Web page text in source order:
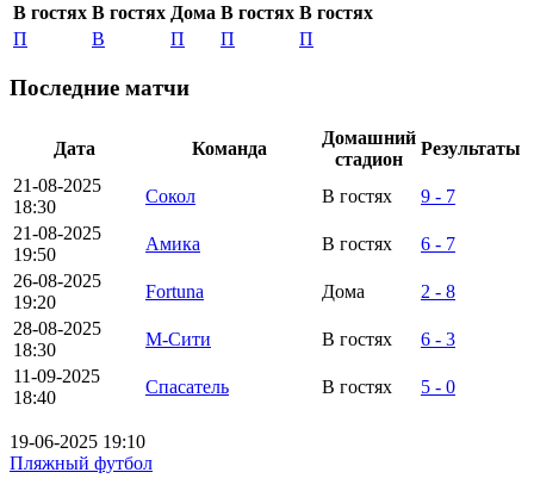
В гостях В гостях Дома В гостях В гостях
П
В П П П
Последние матчи
Дата Команда
Домашний
стадион
Результаты
21-08-2025
18:30
Сокол В гостях
9 - 7
21-08-2025
19:50
Амика В гостях
6 - 7
26-08-2025
19:20
Fortuna Дома
2 - 8
28-08-2025
18:30
М-Сити В гостях
6 - 3
11-09-2025
18:40
Спасатель В гостях 5 - 0
19-06-2025 19:10
Пляжный футбол